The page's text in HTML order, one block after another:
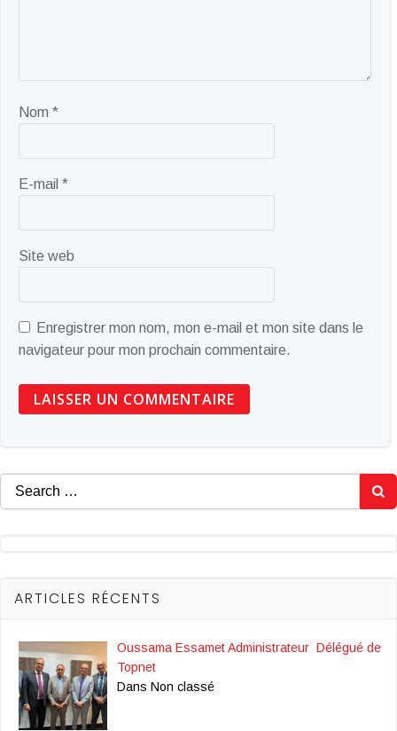
Nom *
E-mail *
Site web
Enregistrer mon nom, mon e-mail et mon site dans le
navigateur pour mon prochain commentaire.
Search
for:
ARTICLES RÉCENTS
Oussama Essamet Administrateur Délégué de
Topnet
Dans Non classé